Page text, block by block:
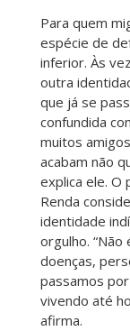
Para quem
espécie de
inferior. Às
outra
que já se
confundida
muitos
acabam não
explica ele. O
Renda
identidade
orgulho.
doenças,
passamos
vivendo até
afirma.